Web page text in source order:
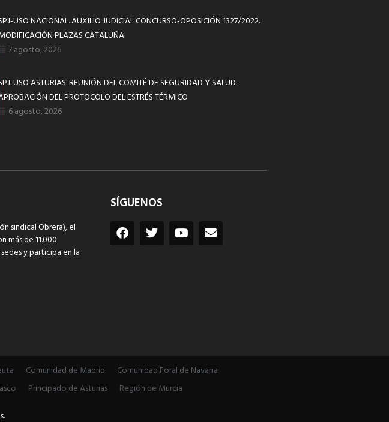
USO NACIONAL. AUXILIO JUDICIAL CONCURSO-OPOSICIÓN 1327/2022.
PLAZAS CATALUÑA
7 agosto, 2026
USO ASTURIAS. REUNIÓN DEL COMITÉ DE SEGURIDAD Y SALUD:
DEL PROTOCOLO DEL ESTRÉS TÉRMICO
6 agosto, 2026
sindical Obrera), el
más de 11.000
y participa en la
SÍGUENOS
Comunidad de Madrid
Comunidad Foral de Navarra
Principado de Asturias
Región de Murcia